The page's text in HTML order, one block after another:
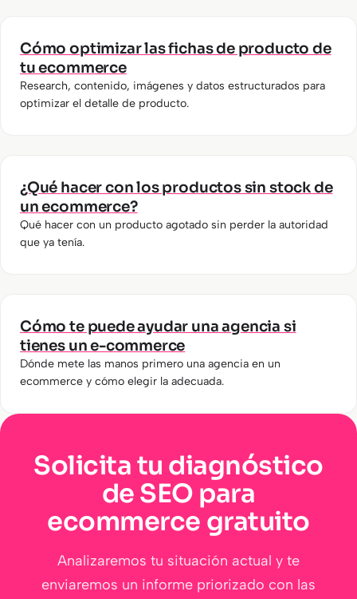
Cómo optimizar las fichas de producto de
tu ecommerce
Research, contenido, imágenes y datos estructurados para
optimizar el detalle de producto.
¿Qué hacer con los productos sin stock de
un ecommerce?
Qué hacer con un producto agotado sin perder la autoridad
que ya tenía.
Cómo te puede ayudar una agencia si
tienes un e-commerce
Dónde mete las manos primero una agencia en un
ecommerce y cómo elegir la adecuada.
Solicita tu diagnóstico
de SEO para
ecommerce gratuito
Analizaremos tu situación actual y te
enviaremos un informe priorizado con las